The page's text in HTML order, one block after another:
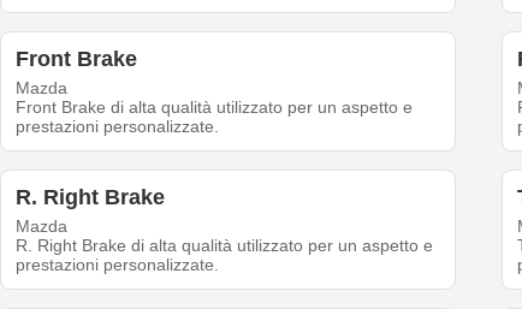
Front Brake
Mazda
Front Brake di alta qualità utilizzato per un aspetto e
prestazioni personalizzate.
R. Right Brake
Mazda
R. Right Brake di alta qualità utilizzato per un aspetto e
prestazioni personalizzate.